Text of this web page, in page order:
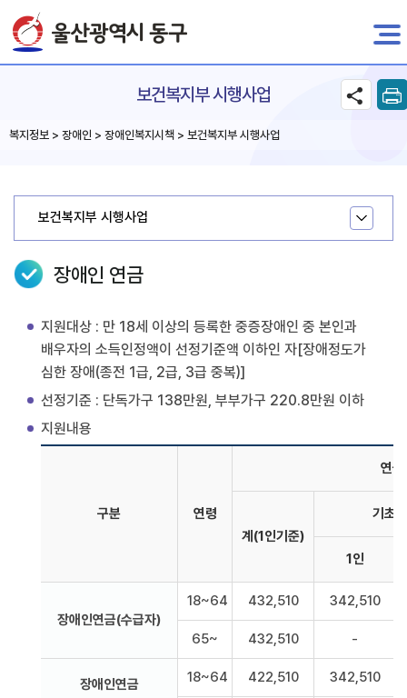
전자민원
보건복지부 시행사업
복지정보 > 장애인 > 장애인복지시책 > 보건복지부 시행사업
보건복지부 시행사업
장애인 연금
지원대상 : 만 18세 이상의 등록한 중증장애인 중 본인과
배우자의 소득인정액이 선정기준액 이하인 자[장애정도가
심한 장애(종전 1급, 2급, 3급 중복)]
선정기준 : 단독가구 138만원, 부부가구 220.8만원 이하
지원내용
구분 연령
연
계(1인기준)
기초
1인
장애인연금(수급자)
18~64 432,510 342,510
65~ 432,510 -
장애인연금
18~64 422,510 342,510